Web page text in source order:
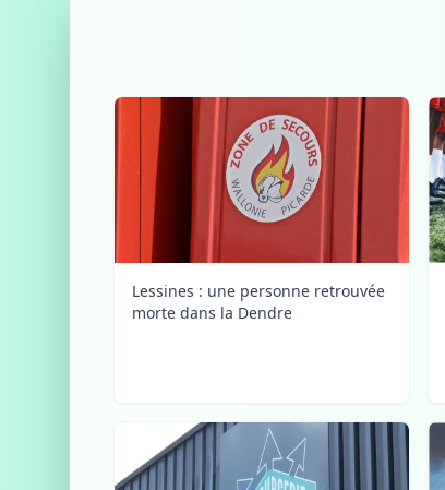
Lessines : une personne retrouvée
morte dans la Dendre